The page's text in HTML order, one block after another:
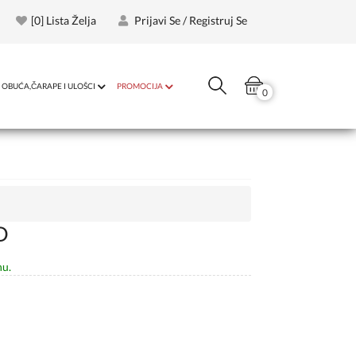
[0] Lista Želja Prijavi Se / Registruj Se
OBUĆA,ČARAPE I ULOŠCI PROMOCIJA
0